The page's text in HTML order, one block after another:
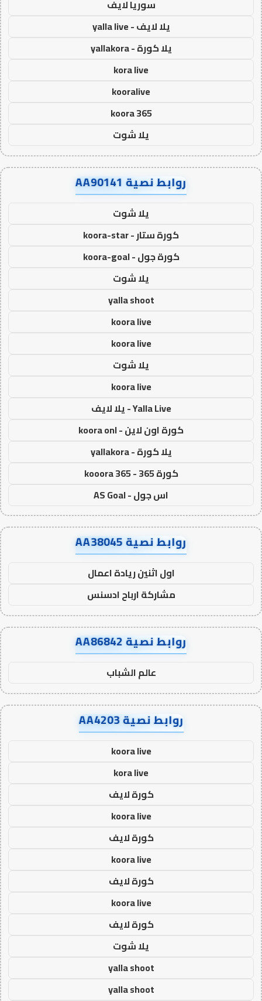
سوريا لايف
يلا لايف - yalla live
يلا كورة - yallakora
kora live
kooralive
koora 365
يلا شوت
روابط نصية AA90141
يلا شوت
كورة ستار - koora-star
كورة جول - koora-goal
يلا شوت
yalla shoot
koora live
koora live
يلا شوت
koora live
Yalla Live - يلا لايف
كورة اون لاين - koora onl
يلا كورة - yallakora
كورة 365 - kooora 365
اس جول - AS Goal
روابط نصية AA38045
اول اثنين ريادة اعمال
مشاركة ارباح ادسنس
روابط نصية AA86842
عالم الشباب
روابط نصية AA4203
koora live
kora live
كورة لايف
koora live
كورة لايف
koora live
كورة لايف
koora live
كورة لايف
يلا شوت
yalla shoot
yalla shoot